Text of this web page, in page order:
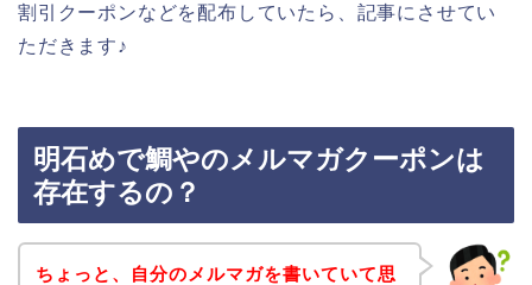
割引クーポンなどを配布していたら、記事にさせてい
ただきます♪
明石めで鯛やのメルマガクーポンは
存在するの？
ちょっと、自分のメルマガを書いていて思